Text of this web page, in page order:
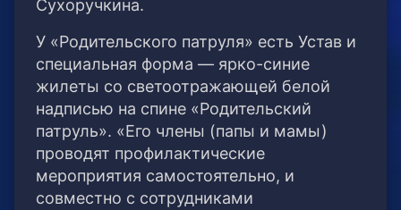
Сухоручкина.
У «Родительского патруля» есть Устав и
специальная форма — ярко-синие
жилеты со светоотражающей белой
надписью на спине «Родительский
патруль». «Его члены (папы и мамы)
проводят профилактические
мероприятия самостоятельно, и
совместно с сотрудниками